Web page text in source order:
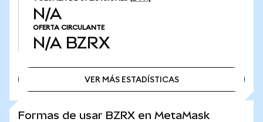
N/A
OFERTA CIRCULANTE
N/A BZRX
VER MÁS ESTADÍSTICAS
Formas de usar BZRX en MetaMask